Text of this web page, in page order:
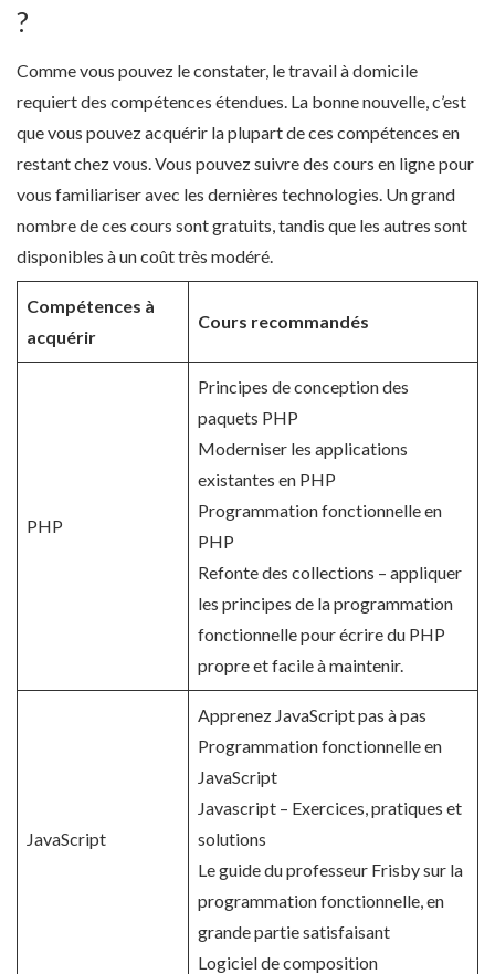
?
Comme vous pouvez le constater, le travail à domicile
requiert des compétences étendues. La bonne nouvelle, c’est
que vous pouvez acquérir la plupart de ces compétences en
restant chez vous. Vous pouvez suivre des cours en ligne pour
vous familiariser avec les dernières technologies. Un grand
nombre de ces cours sont gratuits, tandis que les autres sont
disponibles à un coût très modéré.
Compétences à
acquérir
Cours recommandés
PHP
Principes de conception des
paquets PHP
Moderniser les applications
existantes en PHP
Programmation fonctionnelle en
PHP
Refonte des collections – appliquer
les principes de la programmation
fonctionnelle pour écrire du PHP
propre et facile à maintenir.
JavaScript
Apprenez JavaScript pas à pas
Programmation fonctionnelle en
JavaScript
Javascript – Exercices, pratiques et
solutions
Le guide du professeur Frisby sur la
programmation fonctionnelle, en
grande partie satisfaisant
Logiciel de composition